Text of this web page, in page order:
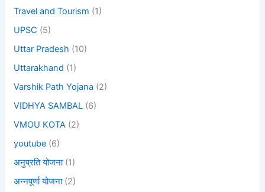
Travel and Tourism (1)
UPSC (5)
Uttar Pradesh (10)
Uttarakhand (1)
Varshik Path Yojana (2)
VIDHYA SAMBAL (6)
VMOU KOTA (2)
youtube (6)
अनुप्रति योजना(1)
अन्नपूर्णा योजना(2)